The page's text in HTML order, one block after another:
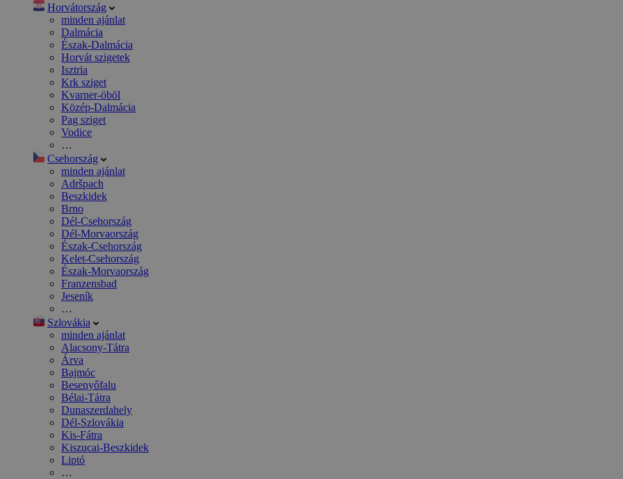
Horvátország
minden ajánlat
Dalmácia
Észak-Dalmácia
Horvát szigetek
Isztria
Krk sziget
Kvarner-öböl
Közép-Dalmácia
Pag sziget
Vodice
…
Csehország
minden ajánlat
Adršpach
Beszkidek
Brno
Dél-Csehország
Dél-Morvaország
Észak-Csehország
Kelet-Csehország
Észak-Morvaország
Franzensbad
Jeseník
…
Szlovákia
minden ajánlat
Alacsony-Tátra
Árva
Bajmóc
Besenyőfalu
Bélai-Tátra
Dunaszerdahely
Dél-Szlovákia
Kis-Fátra
Kiszucai-Beszkidek
Liptó
…